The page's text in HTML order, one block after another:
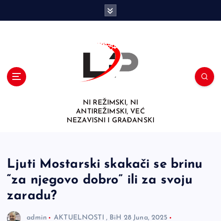
NI REŽIMSKI, NI
ANTIREŽIMSKI, VEĆ
NEZAVISNI I GRAĐANSKI
Ljuti Mostarski skakači se brinu
“za njegovo dobro” ili za svoju
zaradu?
admin AKTUELNOSTI , BiH 28 Juna, 2025